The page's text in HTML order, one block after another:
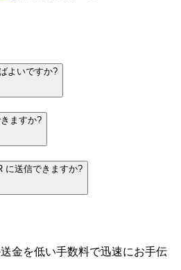
よいですか?
ますか?
に送信できますか?
金を低い手数料で迅速にお手伝